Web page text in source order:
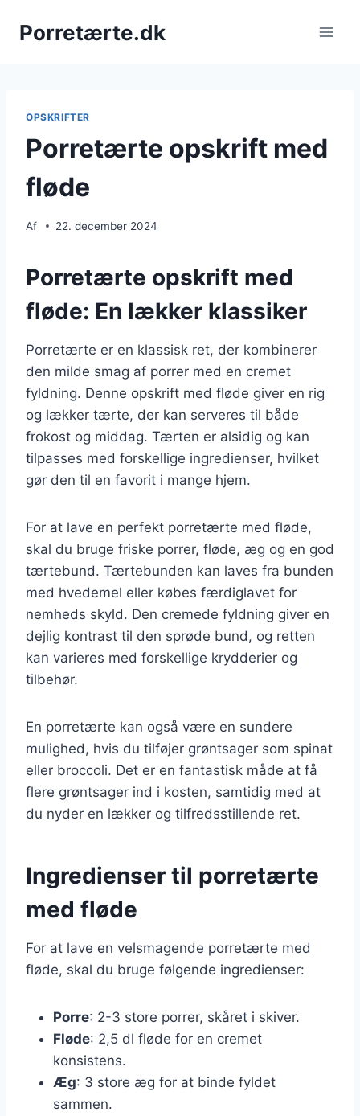
Porretærte.dk
OPSKRIFTER
Porretærte opskrift med
fløde
Af 22. december 2024
Porretærte opskrift med
fløde: En lækker klassiker
Porretærte er en klassisk ret, der kombinerer
den milde smag af porrer med en cremet
fyldning. Denne opskrift med fløde giver en rig
og lækker tærte, der kan serveres til både
frokost og middag. Tærten er alsidig og kan
tilpasses med forskellige ingredienser, hvilket
gør den til en favorit i mange hjem.
For at lave en perfekt porretærte med fløde,
skal du bruge friske porrer, fløde, æg og en god
tærtebund. Tærtebunden kan laves fra bunden
med hvedemel eller købes færdiglavet for
nemheds skyld. Den cremede fyldning giver en
dejlig kontrast til den sprøde bund, og retten
kan varieres med forskellige krydderier og
tilbehør.
En porretærte kan også være en sundere
mulighed, hvis du tilføjer grøntsager som spinat
eller broccoli. Det er en fantastisk måde at få
flere grøntsager ind i kosten, samtidig med at
du nyder en lækker og tilfredsstillende ret.
Ingredienser til porretærte
med fløde
For at lave en velsmagende porretærte med
fløde, skal du bruge følgende ingredienser:
Porre: 2-3 store porrer, skåret i skiver.
Fløde: 2,5 dl fløde for en cremet
konsistens.
Æg: 3 store æg for at binde fyldet
sammen.